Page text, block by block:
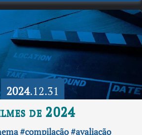
2024.12.31
de 2024
#compilação#avaliação